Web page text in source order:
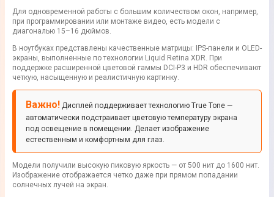
Для одновременной работы с большим количеством окон, например,
при программировании или монтаже видео, есть модели с
диагональю 15–16 дюймов.
В ноутбуках представлены качественные матрицы: IPS-панели и OLED-
экраны, выполненные по технологии Liquid Retina XDR. При
поддержке расширенной цветовой гаммы DCI-P3 и HDR обеспечивают
четкую, насыщенную и реалистичную картинку.
Важно! Дисплей поддерживает технологию True Tone —
автоматически подстраивает цветовую температуру экрана
под освещение в помещении. Делает изображение
естественным и комфортным для глаз.
Модели получили высокую пиковую яркость — от 500 нит до 1600 нит.
Изображение отображается четко даже при прямом попадании
солнечных лучей на экран.